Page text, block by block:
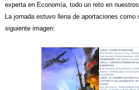
experta en Economía, todo un reto en nuestros
La jornada estuvo llena de aportaciones como
siguiente imagen: